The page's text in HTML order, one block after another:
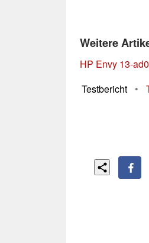
Weitere
HP Envy 13-
Testbericht
•